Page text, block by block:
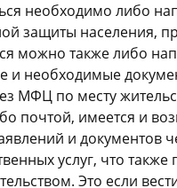
необходимо либо
защиты населения,
можно также либо
и необходимые
МФЦ по месту
почтой, имеется и
и документов
услуг, что
Это если